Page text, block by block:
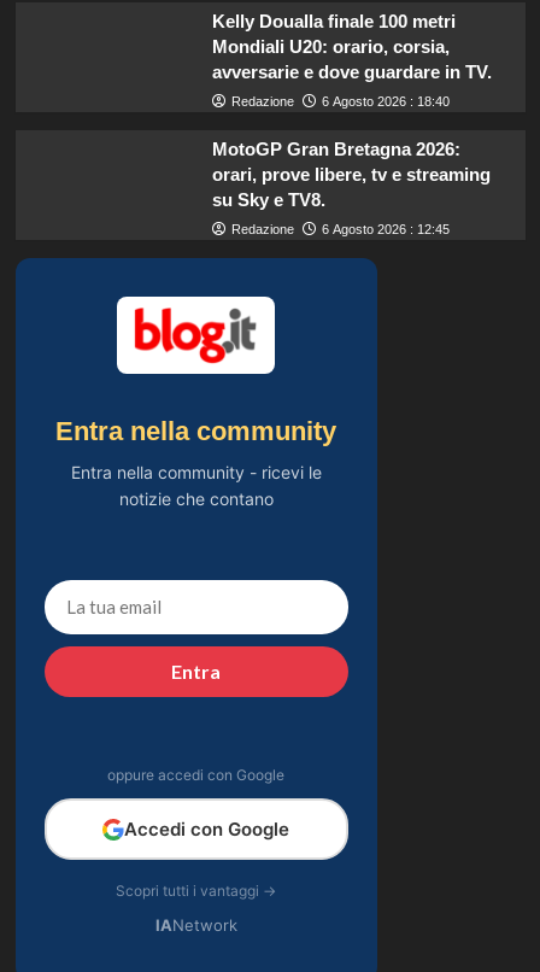
Kelly Doualla finale 100 metri
Mondiali U20: orario, corsia,
avversarie e dove guardare in TV.
Redazione 6 Agosto 2026 : 18:40
MotoGP Gran Bretagna 2026:
orari, prove libere, tv e streaming
su Sky e TV8.
Redazione 6 Agosto 2026 : 12:45
Entra nella community
Entra nella community - ricevi le
notizie che contano
Entra
oppure accedi con Google
Accedi con Google
Scopri tutti i vantaggi →
IANetwork